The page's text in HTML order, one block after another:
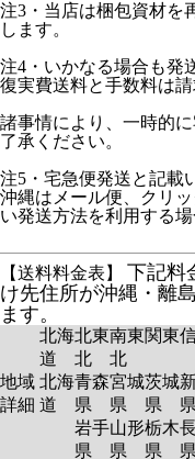
注3・当店は梱包資材を
します。
注4・いかなる場合も発
復実費送料と手数料は
諸事情により、一時的
了承ください。
注5・宅急便発送と記載
沖縄はメール便、クリ
い発送方法を利用する
【送料料金表】
下記料
け先住所が沖縄・離
ます。
北海
道
北東
北
南東
北
関東
地域
詳細
北海
道
青森
県
岩手
県
宮城
県
山形
県
茨城
県
栃木
県